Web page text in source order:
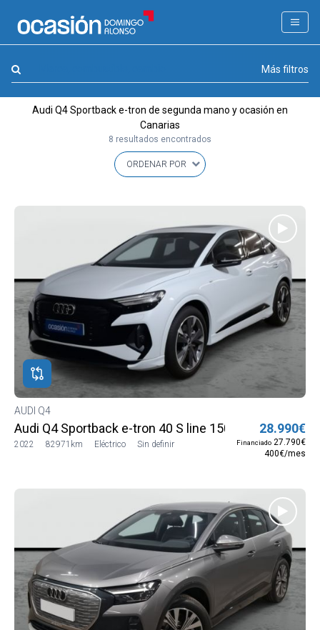
FILTROS
APPROVED
Marca (1)
Combustible y cambio
Precio y cuota
Carrocería, año y Kms. (0)
Más filtros
Audi Q4 Sportback e-tron de segunda mano y ocasión en
Canarias
8 resultados encontrados
AUDI Q4
Audi Q4 Sportback e-tron 40 S line 150 kW (204 CV)
2022 82971km Eléctrico Sin definir
28.990€
Financiado 27.790€
400€/mes